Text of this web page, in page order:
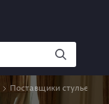
Поставщики стульев